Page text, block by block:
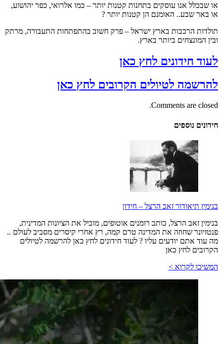
או שבכלל אנו עוסקים בתחנות קטנות יותר – כמו אלרואי, כפר יהושוע,
או באר שבע.. האומנם הן קטנות יותר ?
תולדות הרכבות בארץ ישראל – פרק חשוב בהתפתחות התעבורה, מרתק
ובין המונצחים ביותר בארץ.
לעוד חידונים לחץ כאן
להרשמה לטיולים הקרובים לחץ כאן
Comments are closed.
חידונים נוספים
בנימין תיאודור זאב הרצל – חידון
בנימין זאב הרצל, כותב רומנים אוטופים, מוביל את הציונות המדינית,
פנטזיונר שחוזה את המדינה טרם קמה, רץ אחרי קיסרים מסביב לעולם ..
מה עוד אתם יודעים עליו ? לעוד חידונים לחץ כאן להרשמה לטיולים
הקרובים לחץ כאן
המשיכו לקרוא >